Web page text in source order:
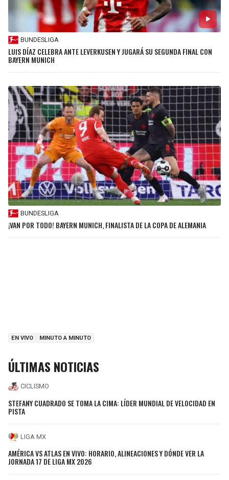
BUNDESLIGA
LUIS DÍAZ CELEBRA ANTE LEVERKUSEN Y JUGARÁ SU SEGUNDA FINAL CON
BAYERN MUNICH
BUNDESLIGA
¡VAN POR TODO! BAYERN MUNICH, FINALISTA DE LA COPA DE ALEMANIA
EN VIVO MINUTO A MINUTO
ÚLTIMAS NOTICIAS
CICLISMO
STEFANY CUADRADO SE TOMA LA CIMA: LÍDER MUNDIAL DE VELOCIDAD EN
PISTA
LIGA MX
AMÉRICA VS ATLAS EN VIVO: HORARIO, ALINEACIONES Y DÓNDE VER LA
JORNADA 17 DE LIGA MX 2026